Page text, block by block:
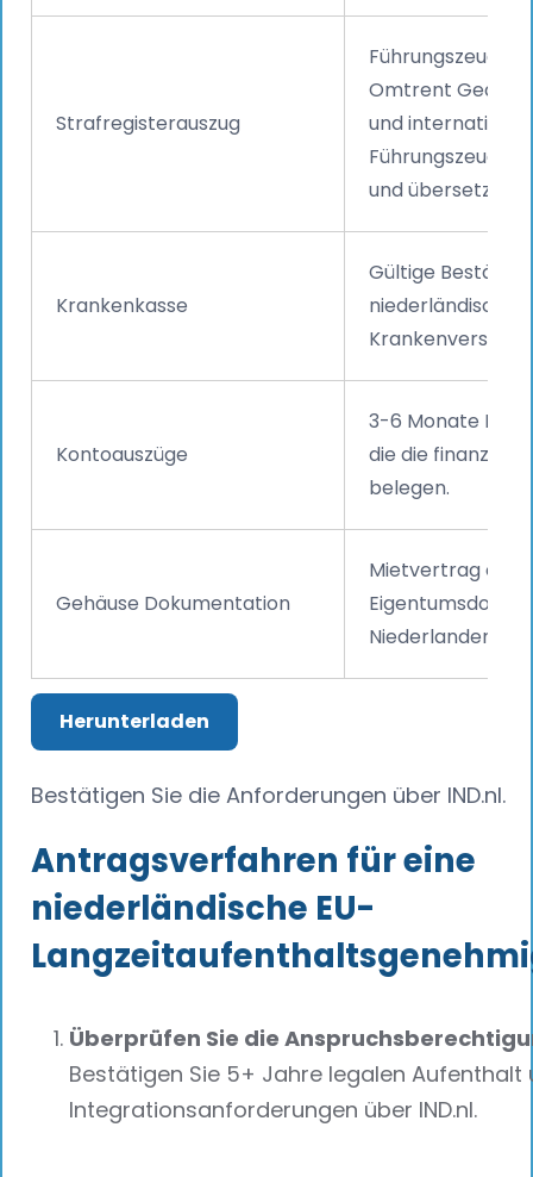
Strafregisterauszug
Omtrent Gedrag
und
und übersetzt.
Krankenkasse
Gültige
niederländischen
Kontoauszüge
3-6 Monate
die die
belegen.
Gehäuse Dokumentation
Mietvertrag oder
Niederlanden.
Herunterladen
Bestätigen Sie die Anforderungen über IND.nl.
Antragsverfahren für eine
niederländische EU-
Überprüfen Sie die
Bestätigen Sie 5+ Jahre legalen Aufenthalt
Integrationsanforderungen über IND.nl.